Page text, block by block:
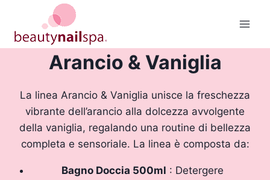
contenuto
Arancio & Vaniglia
La linea Arancio & Vaniglia unisce la freschezza
vibrante dell’arancio alla dolcezza avvolgente
della vaniglia, regalando una routine di bellezza
completa e sensoriale. La linea è composta da:
Bagno Doccia 500ml : Detergere